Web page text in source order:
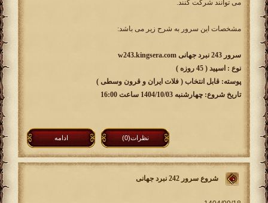
می توانند شرکت کنند.
مشخصات این سرور به شرح زیر می باشد:
سرور 243 نبرد جهانی w243.kingsera.com
نوع : اسپید ( 45 روزه )
پوسته: قابل انتخاب ( فلات ایران و قرون وسطی )
تاریخ شروع: چهارشنبه 1404/10/03 ساعت 16:00
ادامه نظرات(0)
شروع سرور 242 نبرد جهانی